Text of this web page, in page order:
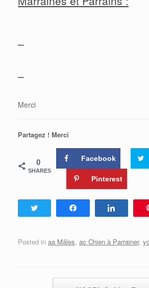
–
–
Merci
Partagez ! Merci
0
SHARES
Facebook
Pinterest
Tweetez Partagez Partagez
Posted in aa Mâles, ac Chien à Parrainer,